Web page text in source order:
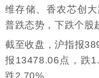
维存储、香农芯创
普跌态势，下跌个股
截至收盘，沪指报
报13478.06点，跌
跌2.70%。